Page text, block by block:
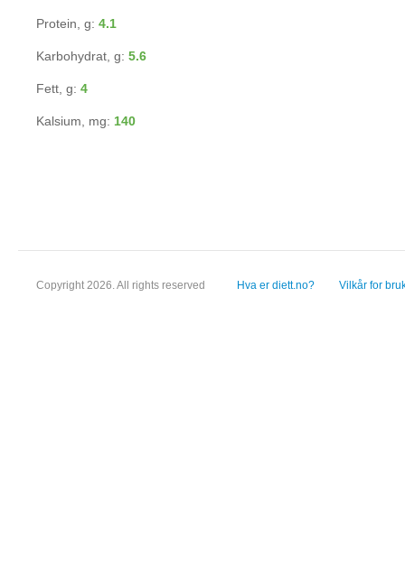
Protein, g: 4.1
Karbohydrat, g: 5.6
Fett, g: 4
Kalsium, mg: 140
Copyright 2026. All rights reserved Hva er diett.no? Vilkår for